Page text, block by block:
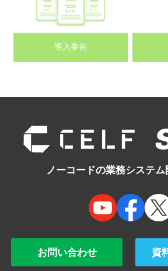
導入事例
ノーコードの業務システ
お問い合わせ 資